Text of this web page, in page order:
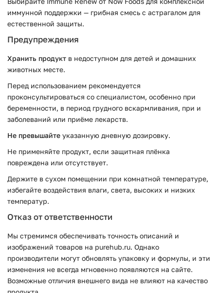
иммунной поддержки — грибная смесь с астрагалом для
естественной защиты.
Предупреждения
Хранить продукт в недоступном для детей и домашних
животных месте.
Перед использованием рекомендуется
проконсультироваться со специалистом, особенно при
беременности, в период грудного вскармливания, при и
заболеваний или приёме лекарств.
Не превышайте указанную дневную дозировку.
Не применяйте продукт, если защитная плёнка
повреждена или отсутствует.
Держите в сухом помещении при комнатной температуре,
избегайте воздействия влаги, света, высоких и низких
температур.
Отказ от ответственности
Мы стремимся обеспечивать точность описаний и
изображений товаров на purehub.ru. Однако
производители могут обновлять упаковку и формулы, и эти
изменения не всегда мгновенно появляются на сайте.
Возможные отличия внешнего вида не влияют на качество